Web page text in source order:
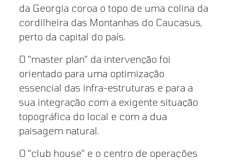
da Georgia coroa o topo de uma colina da
cordilheira das Montanhas do Caucasus,
perto da capital do país.
O "master plan" da intervenção foi
orientado para uma optimização
essencial das infra-estruturas e para a
sua integração com a exigente situação
topográfica do local e com a dua
paisagem natural.
O "club house" e o centro de operações